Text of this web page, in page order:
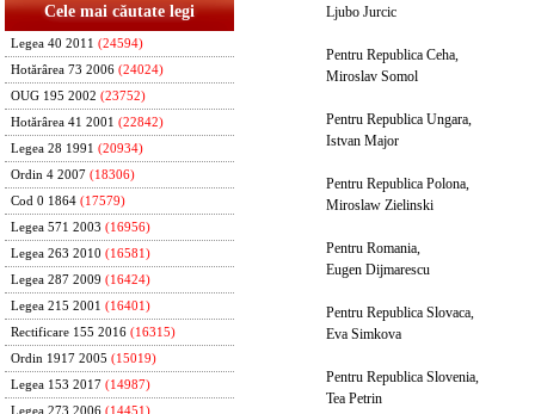
Cele mai căutate legi
Legea 40 2011 (24594)
Hotărârea 73 2006 (24024)
OUG 195 2002 (23752)
Hotărârea 41 2001 (22842)
Legea 28 1991 (20934)
Ordin 4 2007 (18306)
Cod 0 1864 (17579)
Legea 571 2003 (16956)
Legea 263 2010 (16581)
Legea 287 2009 (16424)
Legea 215 2001 (16401)
Rectificare 155 2016 (16315)
Ordin 1917 2005 (15019)
Legea 153 2017 (14987)
Legea 273 2006 (14451)
Ljubo Jurcic
Pentru Republica Ceha,
Miroslav Somol
Pentru Republica Ungara,
Istvan Major
Pentru Republica Polona,
Miroslaw Zielinski
Pentru Romania,
Eugen Dijmarescu
Pentru Republica Slovaca,
Eva Simkova
Pentru Republica Slovenia,
Tea Petrin